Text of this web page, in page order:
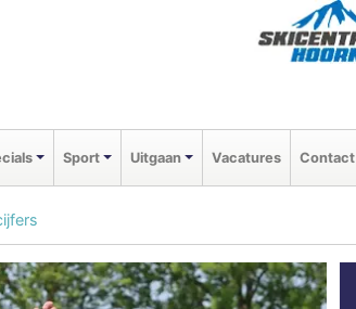
Sport Uitgaan Vacatures Contact